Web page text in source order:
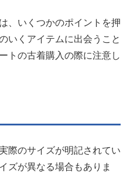
、いくつかのポイントを押
いくアイテムに出会うこと
トの古着購入の際に注意し
際のサイズが明記されてい
ズが異なる場合もありま